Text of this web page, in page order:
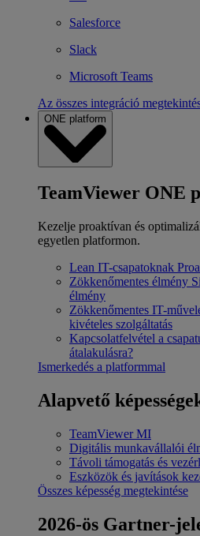
Salesforce
Slack
Microsoft Teams
Az összes integráció
ONE platform
TeamViewer ONE
Kezelje proaktívan és
egyetlen platformon.
Lean IT-csapatoknak
Zökkenőmentes élmény
élmény
Zökkenőmentes IT-
kivételes szolgáltatás
Kapcsolatfelvétel a
átalakulásra?
Ismerkedés a platformmal
Alapvető
TeamViewer MI
Digitális munkavállalói
Távoli támogatás és
Eszközök és javítások
Összes képesség megtekintése
2026-ös Gartner-